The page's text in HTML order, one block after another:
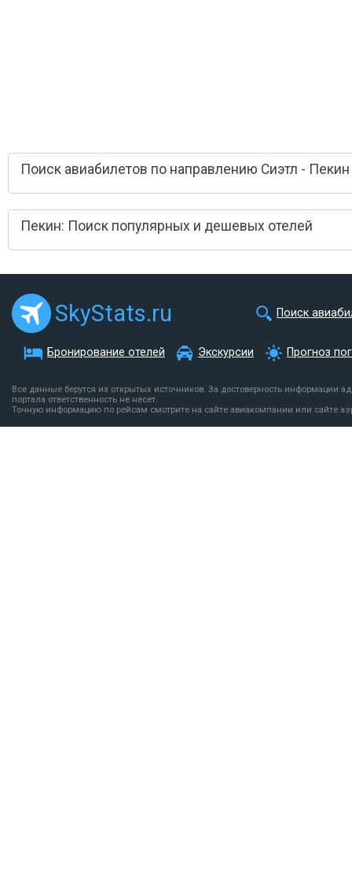
Поиск авиабилетов по направлению Сиэтл - Пекин
Пекин: Поиск популярных и дешевых отелей
SkyStats.ru Поиск
Бронирование отелей Экскурсии Прогноз
Все данные берутся из открытых источников. За достоверность информации
портала ответственность не несет.
Точную информацию по рейсам смотрите на сайте авиакомпании или сайте